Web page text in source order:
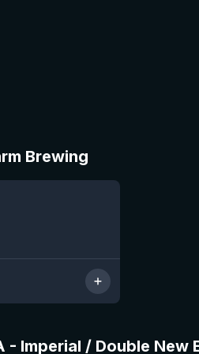
Brewing
- Imperial / Double New
★ 4.05